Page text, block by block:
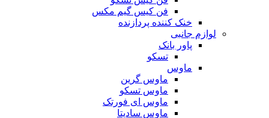
فن کیس گیم مکس
خنک کننده پردازنده
لوازم جانبی
پاور بانک
تسکو
ماوس
ماوس گرین
ماوس تسکو
ماوس ای فورتک
ماوس سادیتا